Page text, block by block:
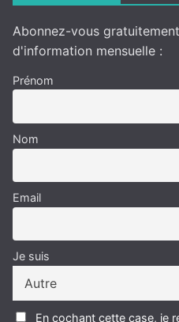
Abonnez-vous
d'information mensuelle :
Prénom
Nom
Email
Je suis
En cochant cette case, je